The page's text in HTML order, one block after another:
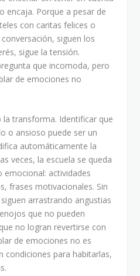
encaja. Porque a pesar de
con caritas felices o
siguen los
sigue la tensión.
que incomoda, pero
de emociones no
transforma. Identificar que
o ansioso puede ser un
automáticamente la
veces, la escuela se queda
emocional: actividades
frases motivacionales. Sin
arrastrando angustias
que no pueden
no logran revertirse con
de emociones no es
condiciones para habitarlas,